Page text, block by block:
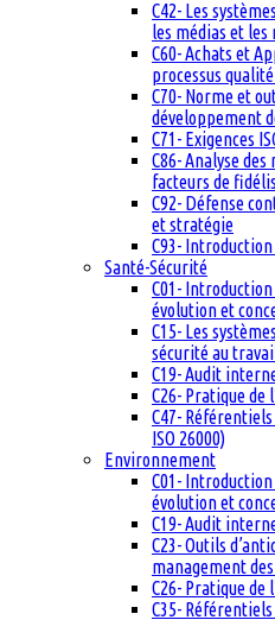
C42- Les
les médias et les
C60- Achats et
processus
C70- Norme et
développement
C71- Exigences
C86- Analyse
facteurs de
C92- Défense
et stratégie
C93-
Santé-Sécurité
C01-
évolution et
C15- Les
sécurité au
C19- Audit
C26- Pratique de
C47-
ISO 26000)
Environnement
C01-
évolution et
C19- Audit
C23- Outils
management
C26- Pratique de
C35-